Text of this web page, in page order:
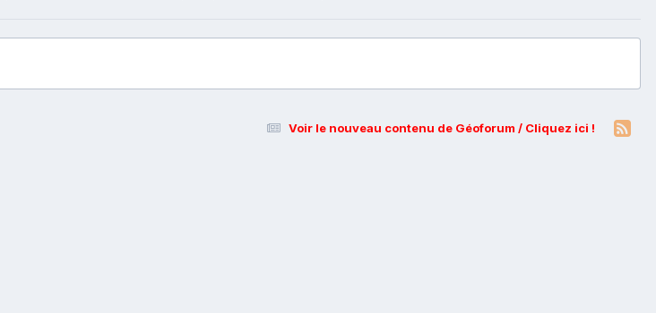
Voir le nouveau contenu de Géoforum / Cliquez ici !